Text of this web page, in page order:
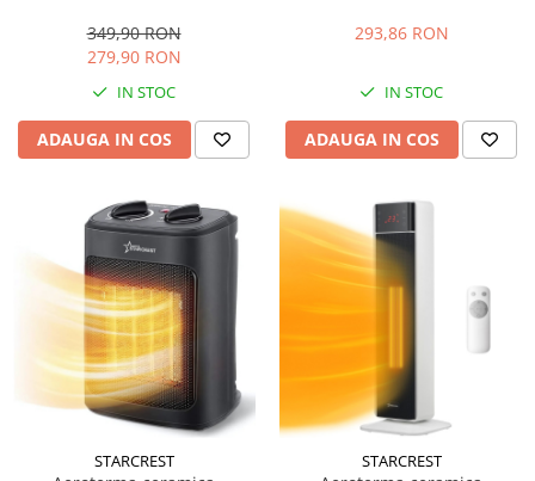
Prăjitoare de pâine
Roboti de bucatarie
Storcătoare
Aparate de cafea
Accesorii
Cafetiere
Espressoare
Râșnițe de cafea
Aparate de curatat bijuterii
Aparate de curățat cu aburi
Aparate de ingrijire tesaturi
Functie ventilator, Negru
349,90 RON
279,90 RON
IN STOC
ADAUGA IN COS
Iuminare LED, 60m³/h, alb
293,86 RON
IN STOC
ADAUGA IN COS
STARCREST STARCREST